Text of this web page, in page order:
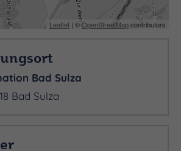
Leaflet | ©OpenStreetMapcontributors
Bad Sulza
Bad Sulza